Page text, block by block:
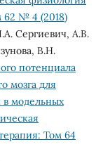
62 № 4 (2018)
Cеpгиевич, А.В.
В.Н.
потенциала
мозга для
в модельных
Том 64